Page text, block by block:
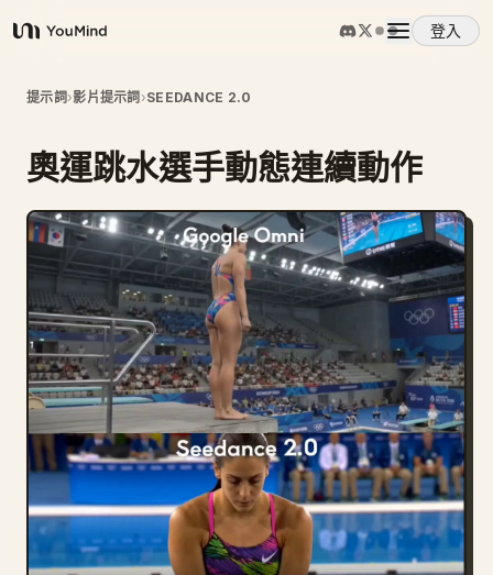
YouMind
登入
概覽
使用案例
技能
提示詞
定價
下載
部落格
提示詞›影片提示詞 ›SEEDANCE 2.0
奧運跳水選手動態連續動作